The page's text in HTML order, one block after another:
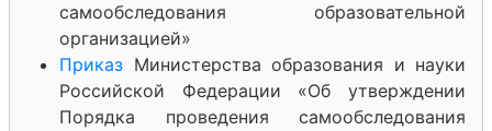
самообследования образовательной
организацией»
Приказ Министерства образования и науки
Российской Федерации «Об утверждении
Порядка проведения самообследования